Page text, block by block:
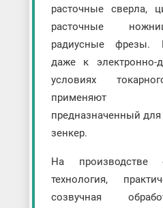
расточные сверла,
расточные
радиусные фрезы.
даже к электронно-
условиях
применяют
предназначенный для
зенкер.
На
технология,
созвучная